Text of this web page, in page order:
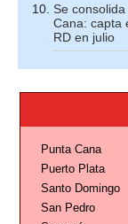
Se
Cana: capta
RD en julio
Punta Cana
Puerto Plata
Santo Domingo
San Pedro